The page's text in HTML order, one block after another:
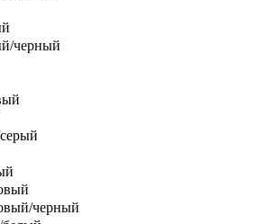
черный
черный